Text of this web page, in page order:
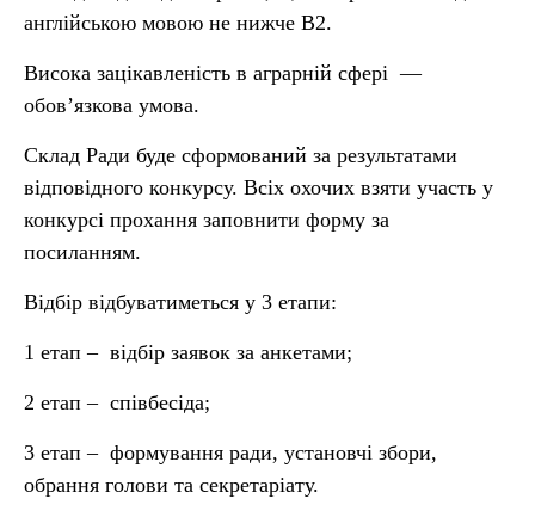
англійською мовою не нижче B2.
Висока зацікавленість в аграрній сфері —
обов’язкова умова.
Склад Ради буде сформований за результатами
відповідного конкурсу. Всіх охочих взяти участь у
конкурсі прохання заповнити форму за
посиланням.
Відбір відбуватиметься у 3 етапи:
1 етап – відбір заявок за анкетами;
2 етап – співбесіда;
3 етап – формування ради, установчі збори,
обрання голови та секретаріату.